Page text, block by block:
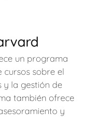
un programa
cursos sobre el
y la gestión de
también ofrece
y